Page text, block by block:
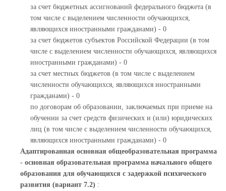
за счет бюджетных ассигнований федерального бюджета (в
том числе с выделением численности обучающихся,
являющихся иностранными гражданами) - 0
за счет бюджетов субъектов Российской Федерации (в том
числе с выделением численности обучающихся, являющихся
иностранными гражданами) - 0
за счет местных бюджетов (в том числе с выделением
численности обучающихся, являющихся иностранными
гражданами) - 0
по договорам об образовании, заключаемых при приеме на
обучении за счет средств физических и (или) юридических
лиц (в том числе с выделением численности обучающихся,
являющихся иностранными гражданами) - 0
Адаптированная основная общеобразовательная программа
- основная образовательная программа начального общего
образования для обучающихся с задержкой психического
развития (вариант 7.2) :